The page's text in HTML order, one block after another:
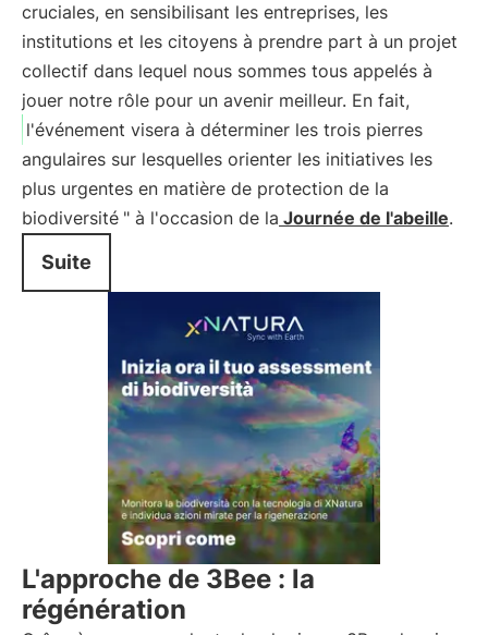
cruciales, en sensibilisant les entreprises, les
institutions et les citoyens à prendre part à un projet
collectif dans lequel nous sommes tous appelés à
jouer notre rôle pour un avenir meilleur. En fait,
l'événement visera à déterminer les trois pierres
angulaires sur lesquelles orienter les initiatives les
plus urgentes en matière de protection de la
biodiversité " à l'occasion de la Journée de l'abeille.
Suite
L'approche de 3Bee : la
régénération